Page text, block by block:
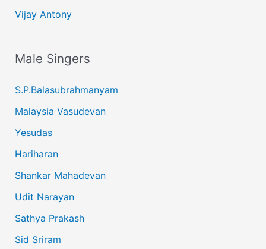
Vijay Antony
Male Singers
S.P.Balasubrahmanyam
Malaysia Vasudevan
Yesudas
Hariharan
Shankar Mahadevan
Udit Narayan
Sathya Prakash
Sid Sriram